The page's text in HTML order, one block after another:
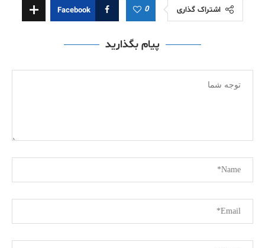
اشتراک گذاری 0
Facebook
پیام بگذارید